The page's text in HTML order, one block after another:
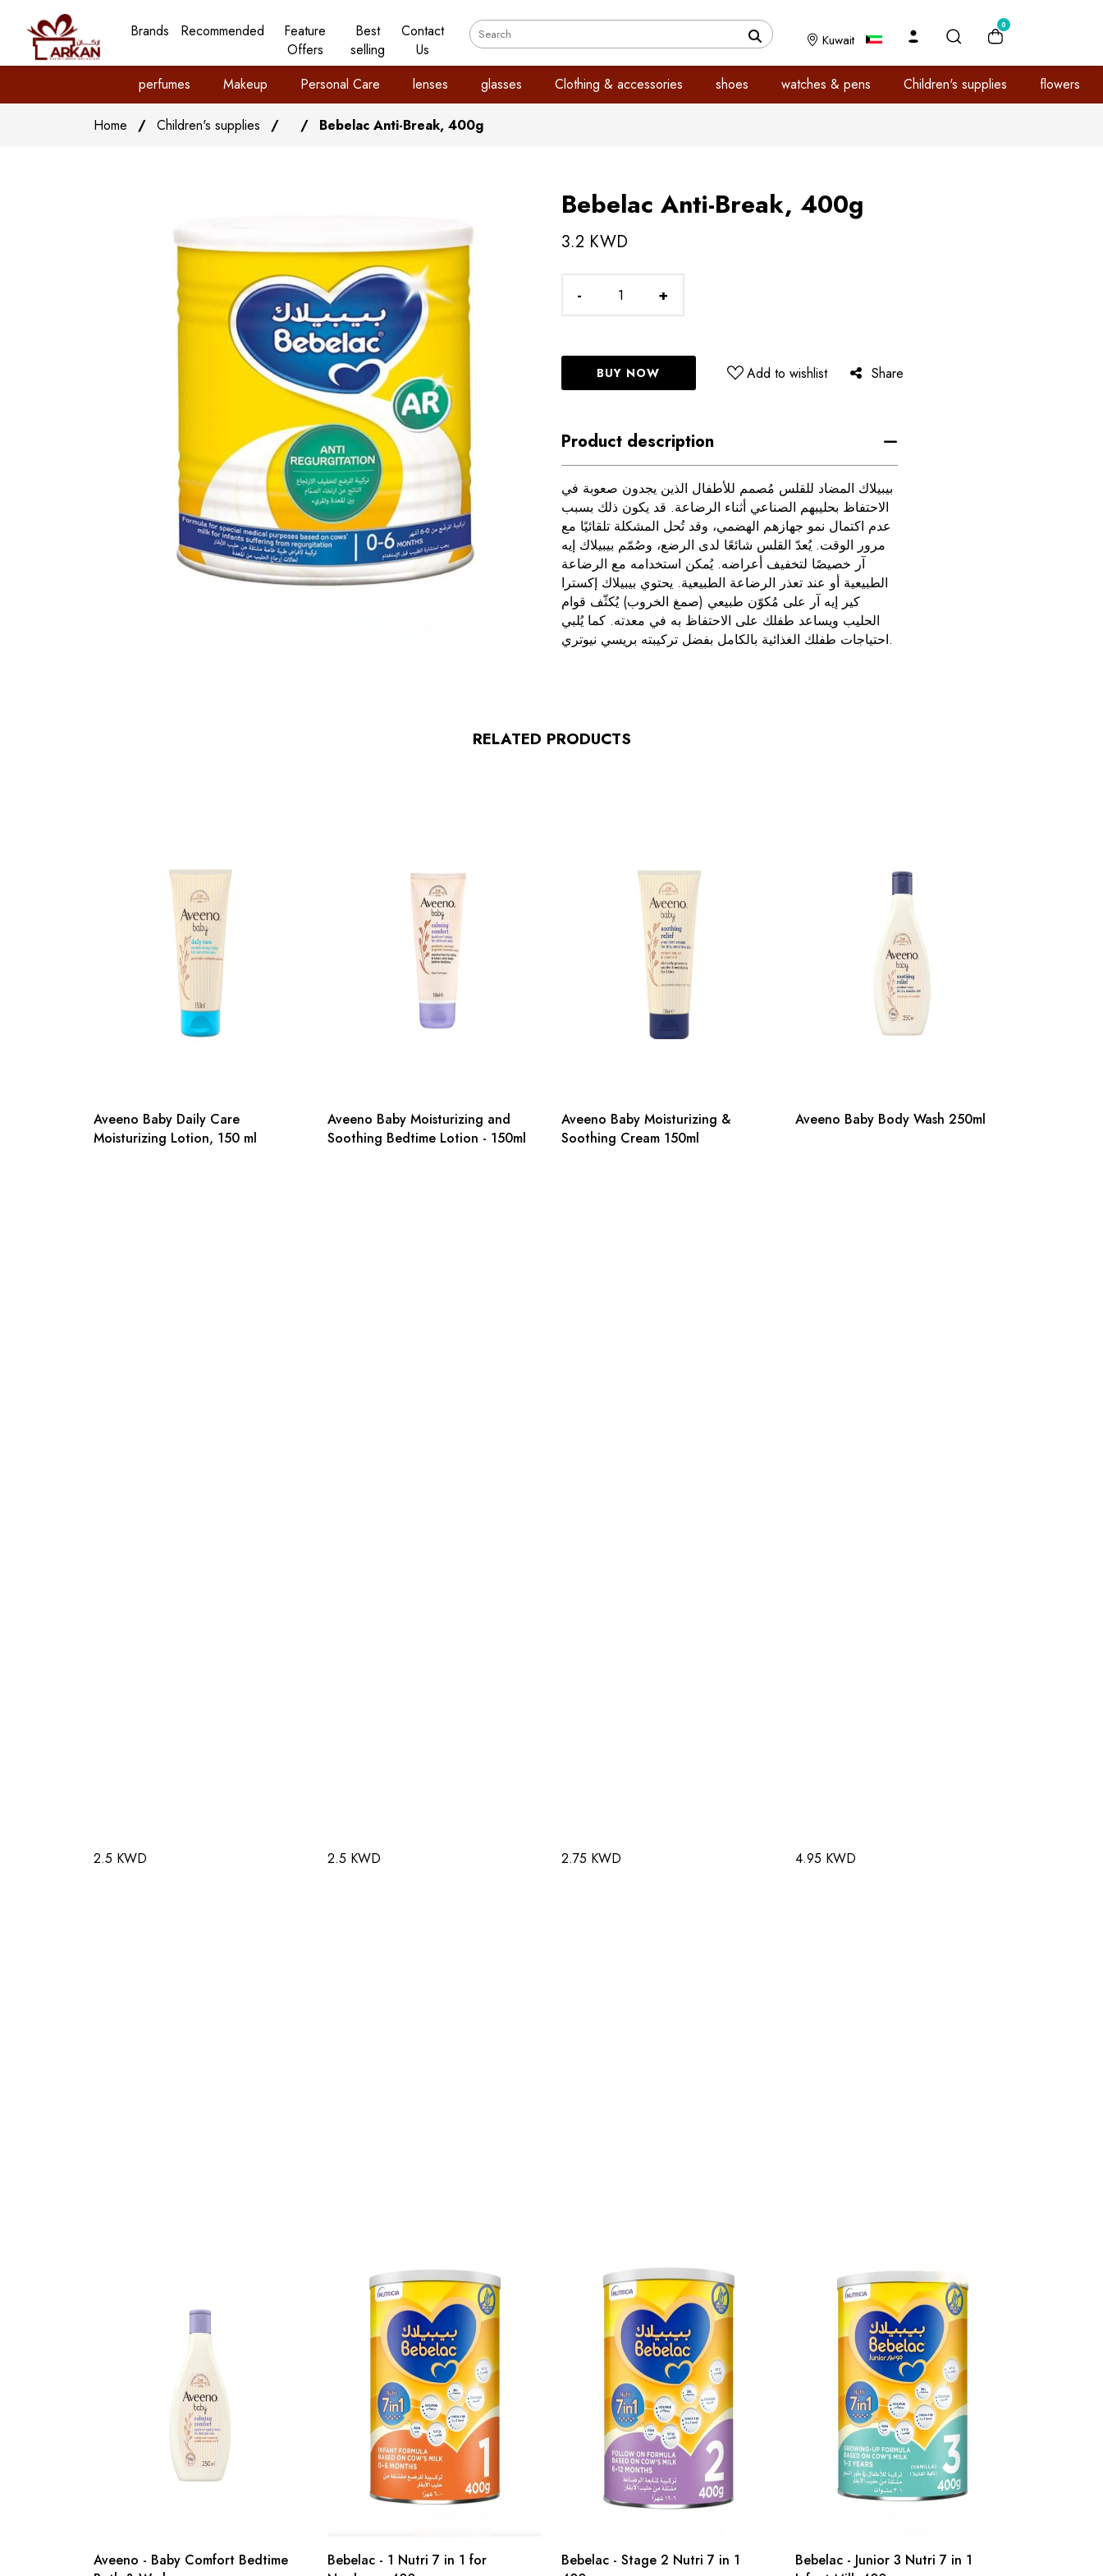
Brands Recommended
Feature
Offers
Best
selling
Contact
Us
Kuwait
0
perfumes Makeup Personal Care lenses glasses Clothing & accessories shoes watches & pens Children's supplies flowers
Home / Children's supplies / / Bebelac Anti-Break, 400g
Bebelac Anti-Break, 400g
3.2 KWD
- +
BUY NOW Add to wishlist Share
Product description
بيبيلاك المضاد للقلس مُصمم للأطفال الذين يجدون صعوبة في
الاحتفاظ بحليبهم الصناعي أثناء الرضاعة. قد يكون ذلك بسبب
عدم اكتمال نمو جهازهم الهضمي، وقد تُحل المشكلة تلقائيًا مع
مرور الوقت. يُعدّ القلس شائعًا لدى الرضع، وصُمّم بيبيلاك إيه
آر خصيصًا لتخفيف أعراضه. يُمكن استخدامه مع الرضاعة
الطبيعية أو عند تعذر الرضاعة الطبيعية. يحتوي بيبيلاك إكسترا
كير إيه آر على مُكوّن طبيعي (صمغ الخروب) يُكثّف قوام
الحليب ويساعد طفلك على الاحتفاظ به في معدته. كما يُلبي
احتياجات طفلك الغذائية بالكامل بفضل تركيبته بريسي نيوتري.
RELATED PRODUCTS
Aveeno Baby Daily Care
Moisturizing Lotion, 150 ml
2.5 KWD
Aveeno Baby Moisturizing and
Soothing Bedtime Lotion - 150ml
2.5 KWD
Aveeno Baby Moisturizing &
Soothing Cream 150ml
2.75 KWD
Aveeno Baby Body Wash 250ml
4.95 KWD
Aveeno - Baby Comfort Bedtime
Bebelac - 1 Nutri 7 in 1 for
Bebelac - Stage 2 Nutri 7 in 1
Bebelac - Junior 3 Nutri 7 in 1